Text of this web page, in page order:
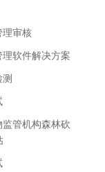
理审核
理软件解决方案
监管机构森林砍